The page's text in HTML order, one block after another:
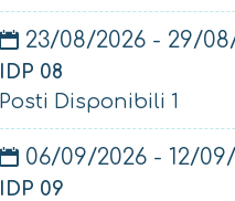
23/08/2026 - 29/
IDP 08
Posti Disponibili 1
06/09/2026 - 12/
IDP 09